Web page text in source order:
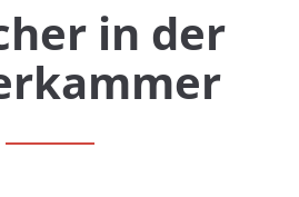
in der